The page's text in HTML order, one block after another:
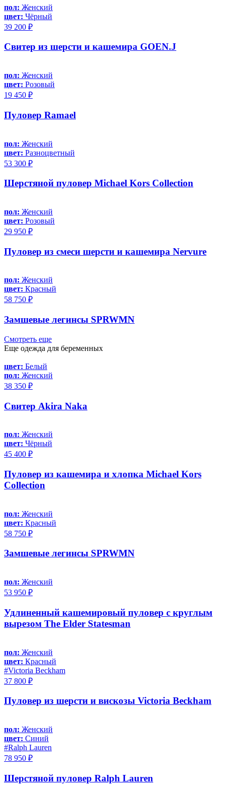
пол: Женский
цвет: Чёрный
39 200 ₽
Свитер из шерсти и кашемира GOEN.J
пол: Женский
цвет: Розовый
19 450 ₽
Пуловер Ramael
пол: Женский
цвет: Разноцветный
53 300 ₽
Шерстяной пуловер Michael Kors Collection
пол: Женский
цвет: Розовый
29 950 ₽
Пуловер из смеси шерсти и кашемира Nervure
пол: Женский
цвет: Красный
58 750 ₽
Замшевые легинсы SPRWMN
Смотреть еще
Еще одежда для беременных
цвет: Белый
пол: Женский
38 350 ₽
Свитер Akira Naka
пол: Женский
цвет: Чёрный
45 400 ₽
Пуловер из кашемира и хлопка Michael Kors
Collection
пол: Женский
цвет: Красный
58 750 ₽
Замшевые легинсы SPRWMN
пол: Женский
53 950 ₽
Удлиненный кашемировый пуловер с круглым
вырезом The Elder Statesman
пол: Женский
цвет: Красный
#Victoria Beckham
37 800 ₽
Пуловер из шерсти и вискозы Victoria Beckham
пол: Женский
цвет: Синий
#Ralph Lauren
78 950 ₽
Шерстяной пуловер Ralph Lauren